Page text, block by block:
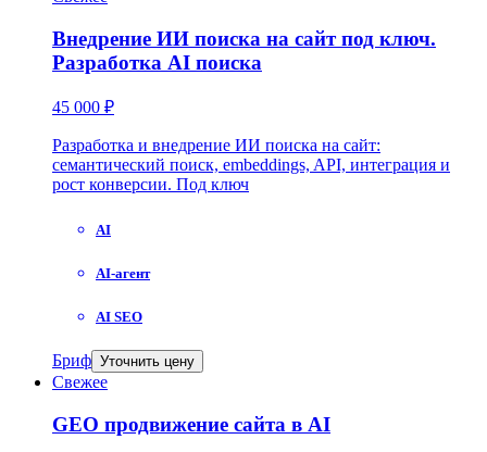
Внедрение ИИ поиска на сайт под ключ.
Разработка AI поиска
45 000 ₽
Разработка и внедрение ИИ поиска на сайт:
семантический поиск, embeddings, API, интеграция и
рост конверсии. Под ключ
AI
AI-агент
AI SEO
Бриф Уточнить цену
Свежее
GEO продвижение сайта в AI